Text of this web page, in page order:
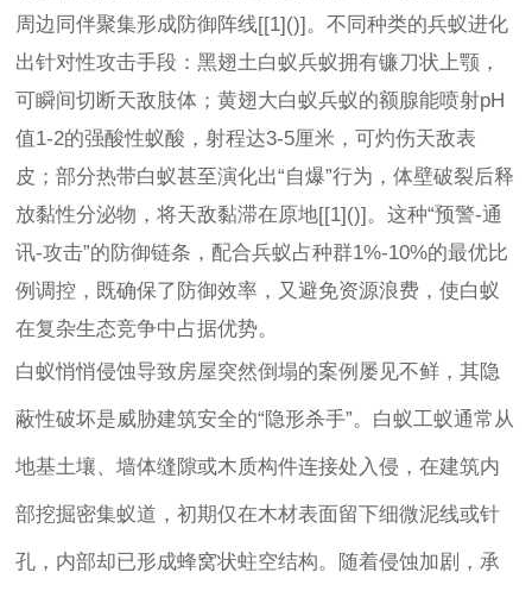
周边同伴聚集形成防御阵线[[1]()]。不同种类的兵蚁进化
出针对性攻击手段：黑翅土白蚁兵蚁拥有镰刀状上颚，
可瞬间切断天敌肢体；黄翅大白蚁兵蚁的额腺能喷射pH
值1-2的强酸性蚁酸，射程达3-5厘米，可灼伤天敌表
皮；部分热带白蚁甚至演化出“自爆”行为，体壁破裂后释
放黏性分泌物，将天敌黏滞在原地[[1]()]。这种“预警-通
讯-攻击”的防御链条，配合兵蚁占种群1%-10%的最优比
例调控，既确保了防御效率，又避免资源浪费，使白蚁
在复杂生态竞争中占据优势。
白蚁悄悄侵蚀导致房屋突然倒塌的案例屡见不鲜，其隐
蔽性破坏是威胁建筑安全的“隐形杀手”。白蚁工蚁通常从
地基土壤、墙体缝隙或木质构件连接处入侵，在建筑内
部挖掘密集蚁道，初期仅在木材表面留下细微泥线或针
孔，内部却已形成蜂窝状蛀空结构。随着侵蚀加剧，承